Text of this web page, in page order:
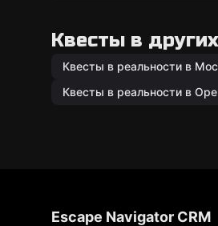
Квесты в
Квесты в реальности в
Квесты в реальности в
Escape Navigator CRM